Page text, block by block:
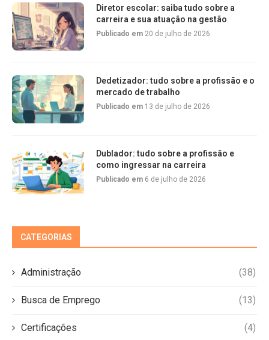
Diretor escolar: saiba tudo sobre a
carreira e sua atuação na gestão
Publicado em 20 de julho de 2026
Dedetizador: tudo sobre a profissão e o
mercado de trabalho
Publicado em 13 de julho de 2026
Dublador: tudo sobre a profissão e
como ingressar na carreira
Publicado em 6 de julho de 2026
CATEGORIAS
Administração (38)
Busca de Emprego (13)
Certificações (4)